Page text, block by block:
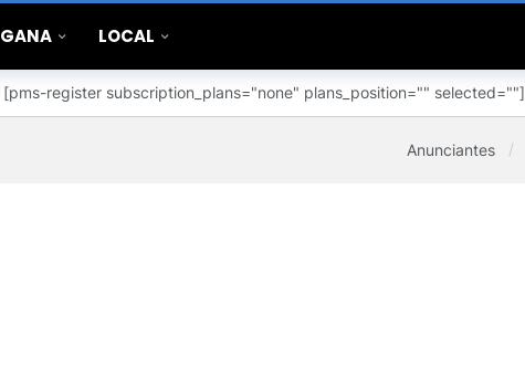
GANA LOCAL
[pms-register subscription_plans="none" plans_position="" selected=""]
Anunciantes